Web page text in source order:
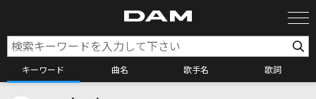
キーワード 曲名 歌手名 歌詞